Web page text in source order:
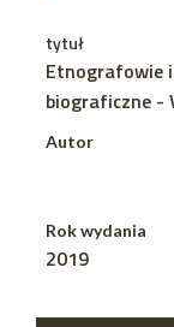
tytuł
Etnografowie
biograficzne -
Autor
Rok wydania
2019